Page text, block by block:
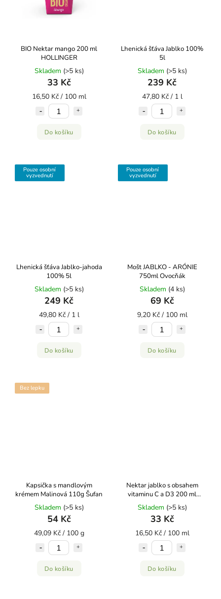
BIO Nektar mango 200 ml
HOLLINGER
Skladem (>5 ks)
33 Kč
16,50 Kč / 100 ml
Do košíku
Lhenická šťáva Jablko 100%
5l
Skladem (>5 ks)
239 Kč
47,80 Kč / 1 l
Do košíku
Pouze osobní
vyzvednutí
Lhenická šťáva Jablko-jahoda
100% 5l
Skladem (>5 ks)
249 Kč
49,80 Kč / 1 l
Do košíku
Pouze osobní
vyzvednutí
Mošt JABLKO - ARÓNIE
750ml Ovocňák
Skladem (4 ks)
69 Kč
9,20 Kč / 100 ml
Do košíku
Bez lepku
Kapsička s mandlovým
krémem Malinová 110g Šufan
Skladem (>5 ks)
54 Kč
49,09 Kč / 100 g
Do košíku
Nektar jablko s obsahem
vitaminu C a D3 200 ml
HOLLINGER
Skladem (>5 ks)
33 Kč
16,50 Kč / 100 ml
Do košíku